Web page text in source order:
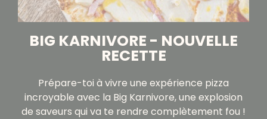
BIG KARNIVORE - NOUVELLE
RECETTE
Prépare-toi à vivre une expérience pizza
incroyable avec la Big Karnivore, une explosion
de saveurs qui va te rendre complètement fou !